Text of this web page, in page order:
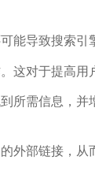
能导致搜索引
对于提高用
所需信息，并
外部链接，从